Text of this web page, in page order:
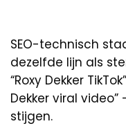
SEO-technisch
dezelfde lijn als
“Roxy Dekker
Dekker viral
stijgen.